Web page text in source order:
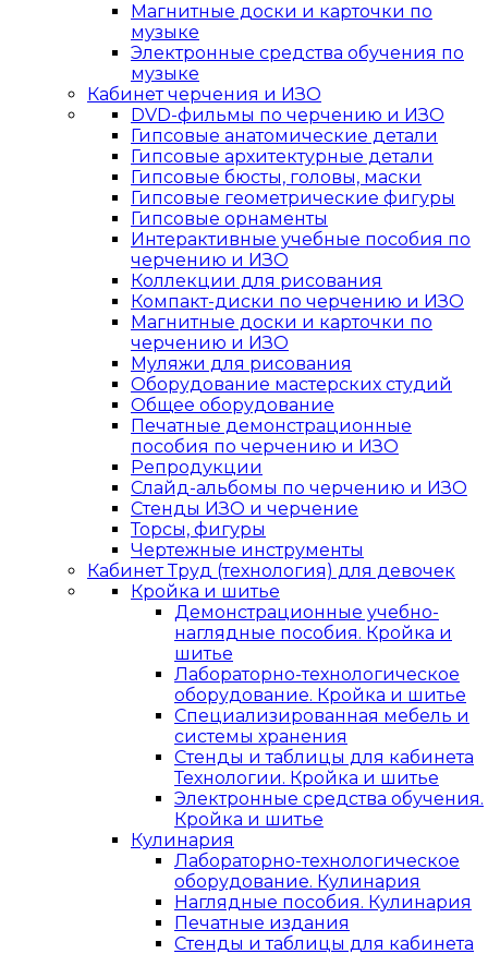
Магнитные доски и карточки по
музыке
Электронные средства обучения по
музыке
Кабинет черчения и ИЗО
DVD-фильмы по черчению и ИЗО
Гипсовые анатомические детали
Гипсовые архитектурные детали
Гипсовые бюсты, головы, маски
Гипсовые геометрические фигуры
Гипсовые орнаменты
Интерактивные учебные пособия по
черчению и ИЗО
Коллекции для рисования
Компакт-диски по черчению и ИЗО
Магнитные доски и карточки по
черчению и ИЗО
Муляжи для рисования
Оборудование мастерских студий
Общее оборудование
Печатные демонстрационные
пособия по черчению и ИЗО
Репродукции
Слайд-альбомы по черчению и ИЗО
Стенды ИЗО и черчение
Торсы, фигуры
Чертежные инструменты
Кабинет Труд (технология) для девочек
Кройка и шитье
Демонстрационные учебно-
наглядные пособия. Кройка и
шитье
Лабораторно-технологическое
оборудование. Кройка и шитье
Специализированная мебель и
системы хранения
Стенды и таблицы для кабинета
Технологии. Кройка и шитье
Электронные средства обучения.
Кройка и шитье
Кулинария
Лабораторно-технологическое
оборудование. Кулинария
Наглядные пособия. Кулинария
Печатные издания
Стенды и таблицы для кабинета